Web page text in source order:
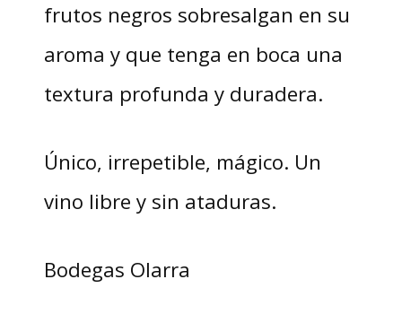
frutos negros sobresalgan en su
aroma y que tenga en boca una
textura profunda y duradera.
Único, irrepetible, mágico. Un
vino libre y sin ataduras.
Bodegas Olarra